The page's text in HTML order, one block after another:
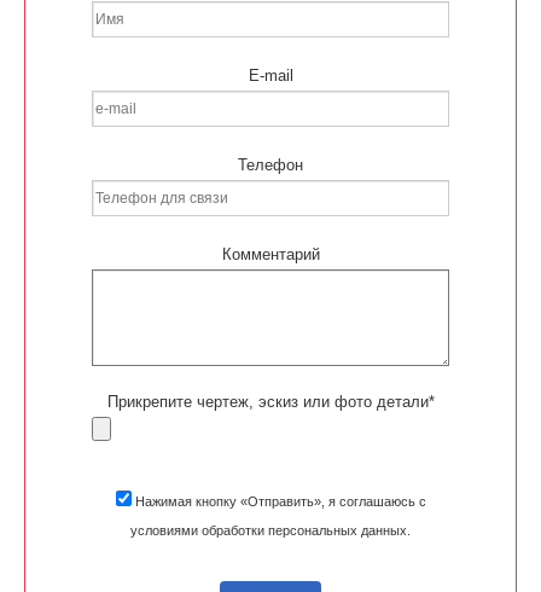
E-mail
Телефон
Комментарий
Прикрепите чертеж, эскиз или фото детали*
Нажимая кнопку «Отправить», я соглашаюсь с
условиями обработки персональных данных.